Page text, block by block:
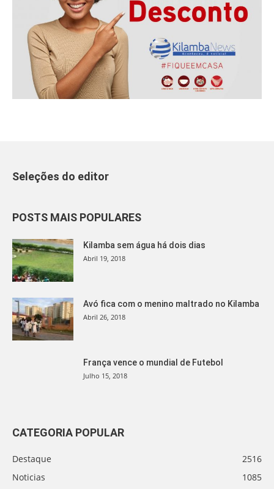
Seleções do editor
POSTS MAIS POPULARES
Kilamba sem água há dois dias
Abril 19, 2018
Avó fica com o menino maltrado no Kilamba
Abril 26, 2018
França vence o mundial de Futebol
Julho 15, 2018
CATEGORIA POPULAR
Destaque
2516
Noticias
1085